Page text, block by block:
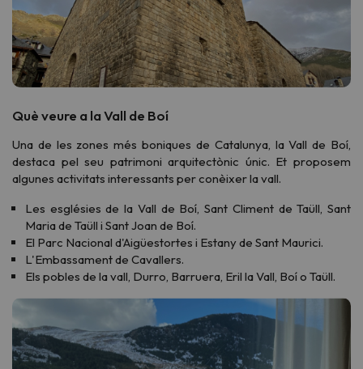
Què veure a la Vall de Boí
Una de les zones més boniques de Catalunya, la Vall de Boí,
destaca pel seu patrimoni arquitectònic únic. Et proposem
algunes activitats interessants per conèixer la vall.
Les esglésies de la Vall de Boí, Sant Climent de Taüll, Sant
Maria de Taüll i Sant Joan de Boí.
El Parc Nacional d'Aigüestortes i Estany de Sant Maurici.
L'Embassament de Cavallers.
Els pobles de la vall, Durro, Barruera, Eril la Vall, Boí o Taüll.